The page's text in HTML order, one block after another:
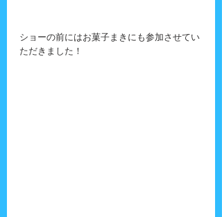
ショーの前にはお菓子まきにも参加させてい
ただきました！